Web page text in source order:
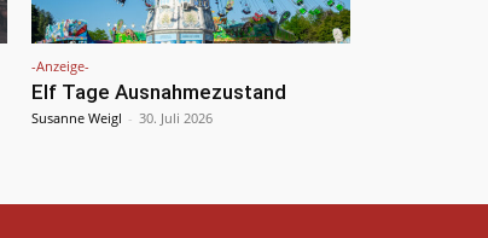
-Anzeige-
Elf Tage Ausnahmezustand
Susanne Weigl - 30. Juli 2026